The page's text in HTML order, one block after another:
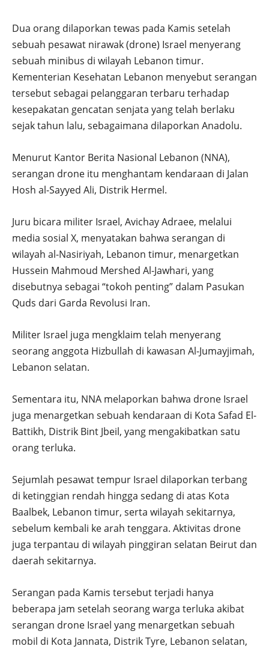
Dua orang dilaporkan tewas pada Kamis setelah
sebuah pesawat nirawak (drone) Israel menyerang
sebuah minibus di wilayah Lebanon timur.
Kementerian Kesehatan Lebanon menyebut serangan
tersebut sebagai pelanggaran terbaru terhadap
kesepakatan gencatan senjata yang telah berlaku
sejak tahun lalu, sebagaimana dilaporkan Anadolu.
Menurut Kantor Berita Nasional Lebanon (NNA),
serangan drone itu menghantam kendaraan di Jalan
Hosh al-Sayyed Ali, Distrik Hermel.
Juru bicara militer Israel, Avichay Adraee, melalui
media sosial X, menyatakan bahwa serangan di
wilayah al-Nasiriyah, Lebanon timur, menargetkan
Hussein Mahmoud Mershed Al-Jawhari, yang
disebutnya sebagai “tokoh penting” dalam Pasukan
Quds dari Garda Revolusi Iran.
Militer Israel juga mengklaim telah menyerang
seorang anggota Hizbullah di kawasan Al-Jumayjimah,
Lebanon selatan.
Sementara itu, NNA melaporkan bahwa drone Israel
juga menargetkan sebuah kendaraan di Kota Safad El-
Battikh, Distrik Bint Jbeil, yang mengakibatkan satu
orang terluka.
Sejumlah pesawat tempur Israel dilaporkan terbang
di ketinggian rendah hingga sedang di atas Kota
Baalbek, Lebanon timur, serta wilayah sekitarnya,
sebelum kembali ke arah tenggara. Aktivitas drone
juga terpantau di wilayah pinggiran selatan Beirut dan
daerah sekitarnya.
Serangan pada Kamis tersebut terjadi hanya
beberapa jam setelah seorang warga terluka akibat
serangan drone Israel yang menargetkan sebuah
mobil di Kota Jannata, Distrik Tyre, Lebanon selatan,